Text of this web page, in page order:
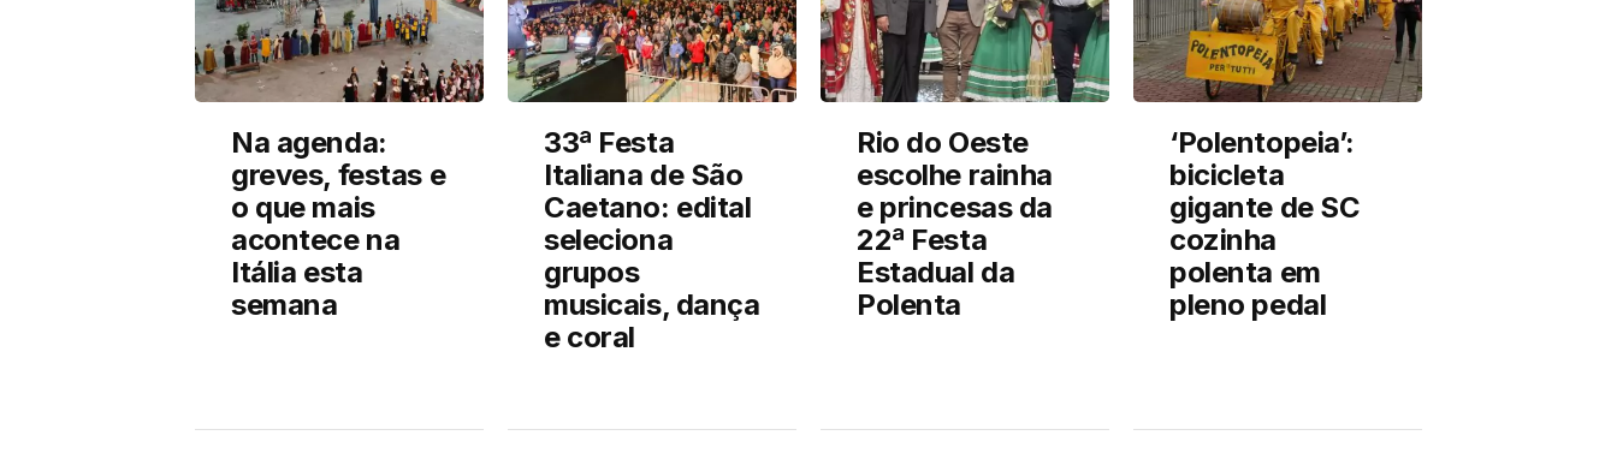
Na agenda:
greves, festas e
o que mais
acontece na
Itália esta
semana
33ª Festa
Italiana de São
Caetano: edital
seleciona
grupos
musicais, dança
e coral
Rio do Oeste
escolhe rainha
e princesas da
22ª Festa
Estadual da
Polenta
‘Polentopeia’:
bicicleta
gigante de SC
cozinha
polenta em
pleno pedal